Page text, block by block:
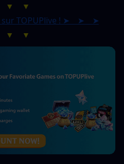
▼　▼
TOPUPlive ! ➤　➤　➤
▼　▼